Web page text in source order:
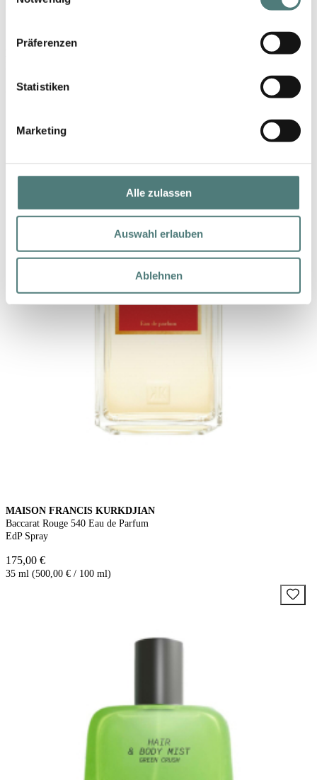
Präferenzen
Statistiken
Marketing
Alle zulassen
Auswahl erlauben
Ablehnen
36,99 €
MAISON FRANCIS KURKDJIAN
Baccarat Rouge 540 Eau de Parfum
EdP Spray
175,00 €
35 ml (500,00 € / 100 ml)